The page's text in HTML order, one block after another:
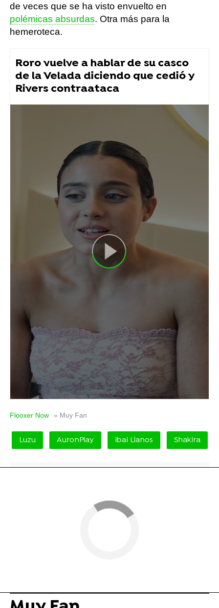
de veces que se ha visto envuelto en
polémicas absurdas. Otra más para la
hemeroteca.
Roro vuelve a hablar de su casco
de la Velada diciendo que cedió y
Rivers contraataca
Flooxer Now » Muy Fan
Luzu AuronPlay Ibai Llanos Shakira